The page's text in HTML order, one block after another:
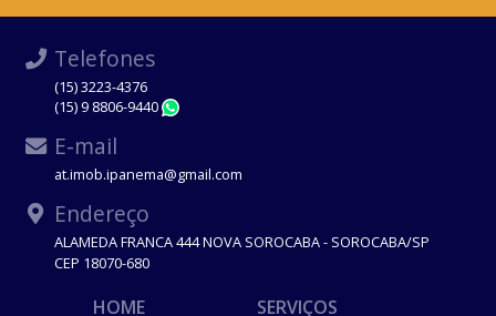
Telefones
(15) 3223-4376
(15) 9 8806-9440
E-mail
at.imob.ipanema@gmail.com
Endereço
ALAMEDA FRANCA 444 NOVA SOROCABA - SOROCABA/SP
CEP 18070-680
HOME SERVIÇOS